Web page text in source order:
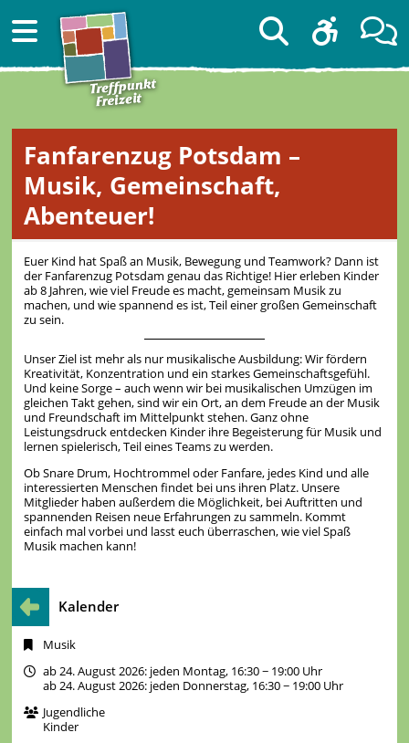
Fanfarenzug Potsdam –
Musik, Gemeinschaft,
Abenteuer!
Euer Kind hat Spaß an Musik, Bewegung und Teamwork? Dann ist
der Fanfarenzug Potsdam genau das Richtige! Hier erleben Kinder
ab 8 Jahren, wie viel Freude es macht, gemeinsam Musik zu
machen, und wie spannend es ist, Teil einer großen Gemeinschaft
zu sein.
Unser Ziel ist mehr als nur musikalische Ausbildung: Wir fördern
Kreativität, Konzentration und ein starkes Gemeinschaftsgefühl.
Und keine Sorge – auch wenn wir bei musikalischen Umzügen im
gleichen Takt gehen, sind wir ein Ort, an dem Freude an der Musik
und Freundschaft im Mittelpunkt stehen. Ganz ohne
Leistungsdruck entdecken Kinder ihre Begeisterung für Musik und
lernen spielerisch, Teil eines Teams zu werden.
Ob Snare Drum, Hochtrommel oder Fanfare, jedes Kind und alle
interessierten Menschen findet bei uns ihren Platz. Unsere
Mitglieder haben außerdem die Möglichkeit, bei Auftritten und
spannenden Reisen neue Erfahrungen zu sammeln. Kommt
einfach mal vorbei und lasst euch überraschen, wie viel Spaß
Musik machen kann!
Kalender
Musik
ab 24. August 2026: jeden Montag, 16:30 − 19:00 Uhr
ab 24. August 2026: jeden Donnerstag, 16:30 − 19:00 Uhr
Jugendliche
Kinder